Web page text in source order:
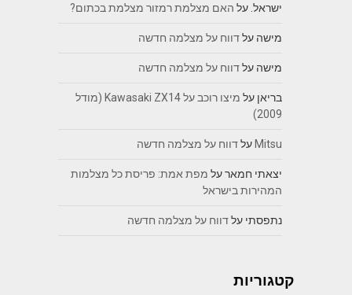
ישראל. על האם מצלמת רמזור מצלמת בכתום?
מישה עלדווח על מצלמה חדשה
מישה עלדווח על מצלמה חדשה
בריאן על
מיצו רוכב על Kawasaki ZX14 (מודל
2009)
Mitsu עלדווח על מצלמה חדשה
יצאתי חמארעל מפת אמת: פריסת כל מצלמות
המהירות בישראל
נתפסתי עלדווח על מצלמה חדשה
קטגוריות